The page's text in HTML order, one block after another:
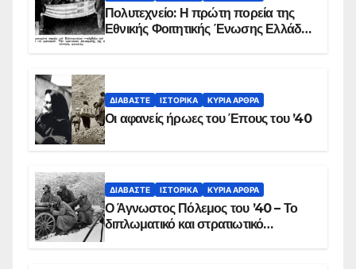
Πολυτεχνείο: Η πρώτη πορεία της
Εθνικής Φοιτητικής Ένωσης Ελλάδος
ΔΙΑΒΆΣΤΕ ΙΣΤΟΡΙΚΆ ΚΥΡΙΑ ΑΡΘΡΑ
Οι αφανείς ήρωες του Έπους του ’40
ΔΙΑΒΆΣΤΕ ΙΣΤΟΡΙΚΆ ΚΥΡΙΑ ΑΡΘΡΑ
Ο Άγνωστος Πόλεμος του ’40 – Το
διπλωματικό και στρατιωτικό